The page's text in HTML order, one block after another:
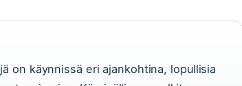
on käynnissä eri ajankohtina, lopullisia